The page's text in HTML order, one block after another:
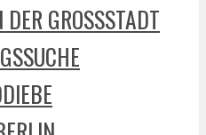
GROSSSTADT